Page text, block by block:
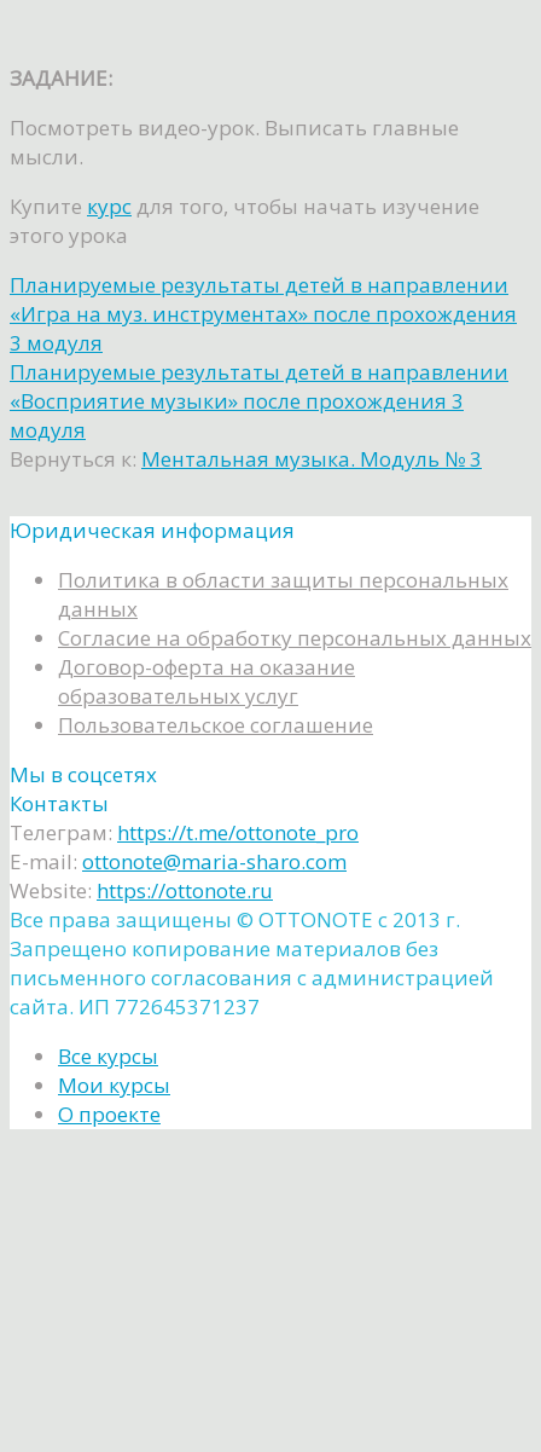
ЗАДАНИЕ:
Посмотреть видео-урок. Выписать главные
мысли.
Купите курс для того, чтобы начать изучение
этого урока
Планируемые результаты детей в направлении
«Игра на муз. инструментах» после прохождения
3 модуля
Планируемые результаты детей в направлении
«Восприятие музыки» после прохождения 3
модуля
Вернуться к: Ментальная музыка. Модуль № 3
Юридическая информация
Политика в области защиты персональных
данных
Согласие на обработку персональных данных
Договор-оферта на оказание
образовательных услуг
Пользовательское соглашение
Мы в соцсетях
Контакты
Телеграм: https://t.me/ottonote_pro
E-mail: ottonote@maria-sharo.com
Website: https://ottonote.ru
Все права защищены ©️ OTTONOTE с 2013 г.
Запрещено копирование материалов без
письменного согласования с администрацией
сайта. ИП 772645371237
Все курсы
Мои курсы
О проекте